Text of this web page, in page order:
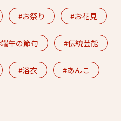
お祭り お花見
端午の節句 伝統芸能
浴衣 あんこ